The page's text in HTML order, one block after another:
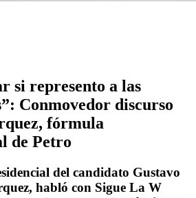
si represento a las
Conmovedor discurso
fórmula
de Petro
del candidato Gustavo
habló con Sigue La W